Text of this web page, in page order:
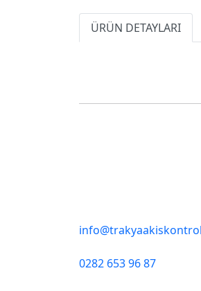
ÜRÜN DETAYLARI
0282 653 96 87